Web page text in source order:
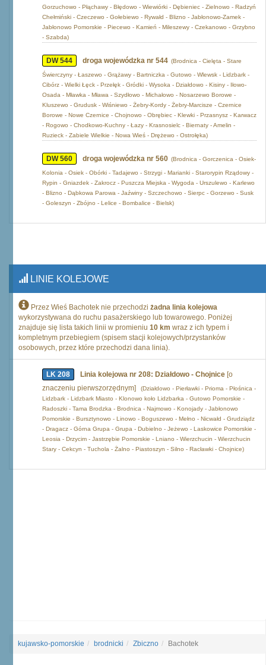
Pomnik przyrody (skupisko)
Gorzuchowo - Płąchawy - Błędowo - Wiewiórki - Dębieniec - Zielnowo - Radzyń
Chełmiński - Czeczewo - Gołebiewo - Rywałd - Blizno - Jabłonowo-Zamek -
Jabłonowo Pomorskie - Piecewo - Kamień - Mileszewy - Czekanowo - Grzybno
- Szabda)
DW 544 droga wojewódzka nr 544 (Brodnica - Cielęta - Stare
Świerczyny - Łaszewo - Grążawy - Bartniczka - Gutowo - Wlewsk - Lidzbark -
Cibórz - Wielki Łęck - Przełęk - Gródki - Wysoka - Działdowo - Kisiny - Iłowo-
Osada - Mławka - Mława - Szydłowo - Michałowo - Nosarzewo Borowe -
Kluszewo - Grudusk - Wiśniewo - Żebry-Kordy - Żebry-Marcisze - Czernice
Borowe - Nowe Czernice - Chojnowo - Obrębiec - Klewki - Przasnysz - Karwacz
- Rogowo - Chodkowo-Kuchny - Łazy - Krasnosielc - Biernaty - Amelin -
Ruzieck - Zabiele Wielkie - Nowa Wieś - Drężewo - Ostrołęka)
DW 560 droga wojewódzka nr 560 (Brodnica - Gorczenica - Osiek-
Kolonia - Osiek - Obórki - Tadajewo - Strzygi - Marianki - Starorypin Rządowy -
Rypin - Gniazdek - Zakrocz - Puszcza Miejska - Wygoda - Urszulewo - Karlewo
- Blizno - Dąbkowa Parowa - Jaźwiny - Szczechowo - Sierpc - Gorzewo - Susk
- Goleszyn - Zbójno - Lelice - Bombalice - Bielsk)
LINIE KOLEJOWE
Przez Wieś Bachotek nie przechodzi żadna linia kolejowa
wykorzystywana do ruchu pasażerskiego lub towarowego. Poniżej
znajduje się lista takich linii w promieniu 10 km wraz z ich typem i
kompletnym przebiegiem (spisem stacji kolejowych/przystanków
osobowych, przez które przechodzi dana linia).
LK 208 Linia kolejowa nr 208: Działdowo - Chojnice [o
znaczeniu pierwszorzędnym]
(Działdowo - Pierławki - Prioma - Płośnica -
Lidzbark - Lidzbark Miasto - Klonowo koło Lidzbarka - Gutowo Pomorskie -
Radoszki - Tama Brodzka - Brodnica - Najmowo - Konojady - Jabłonowo
Pomorskie - Bursztynowo - Linowo - Boguszewo - Mełno - Nicwałd - Grudziądz
- Dragacz - Górna Grupa - Grupa - Dubielno - Jeżewo - Laskowice Pomorskie -
Leosia - Drzycim - Jastrzębie Pomorskie - Lniano - Wierzchucin - Wierzchucin
Stary - Cekcyn - Tuchola - Żalno - Piastoszyn - Silno - Racławki - Chojnice)
kujawsko-pomorskie brodnicki Zbiczno Bachotek